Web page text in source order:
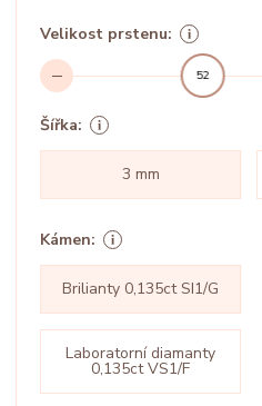
Velikost prstenu:
52
Šířka:
3 mm
Kámen:
Brilianty 0,135ct SI1/G
Laboratorní diamanty
0,135ct VS1/F